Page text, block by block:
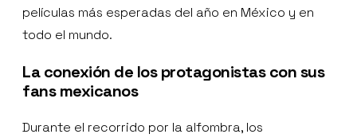
películas más esperadas del año en México y en
todo el mundo.
La conexión de los protagonistas con sus
fans mexicanos
Durante el recorrido por la alfombra, los